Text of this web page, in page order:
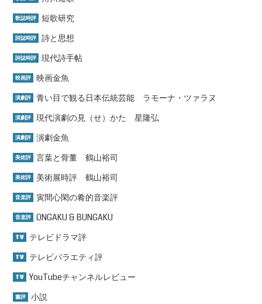
歌誌時評 短歌研究
詩誌時評 詩と思想
詩誌時評 現代詩手帖
映画評 映画金魚
演劇評 青い目で観る日本伝統芸能 ラモーナ・ツァラヌ
演劇評 現代演劇の見（せ）かた 星隆弘
演劇評 演劇金魚
美術評 言葉と骨董 鶴山裕司
美術評 美術展時評 鶴山裕司
音楽評 寅間心閑の肴的音楽評
音楽評 ONGAKU & BUNGAKU
TV テレビドラマ評
TV テレビバラエティ評
TV YouTubeチャンネルレビュー
書評 小説